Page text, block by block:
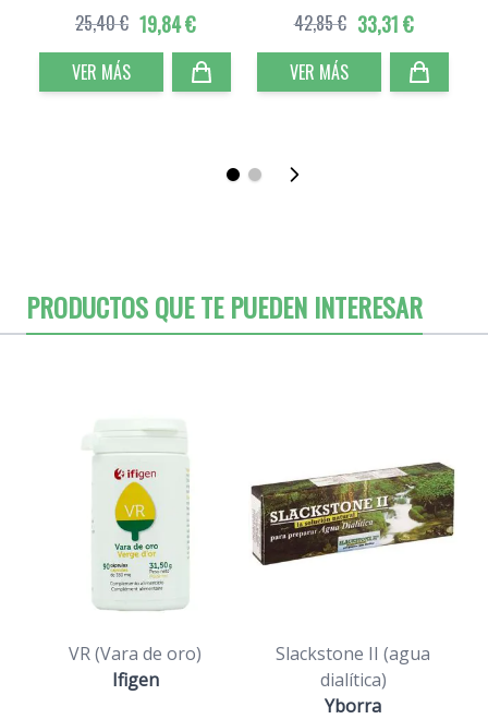
19,84 €
25,40 €
VER MÁS
33,31 €
42,85 €
VER MÁS
PRODUCTOS QUE TE PUEDEN INTERESAR
VR (Vara de oro)
Ifigen
Slackstone II (agua
dialítica)
Yborra